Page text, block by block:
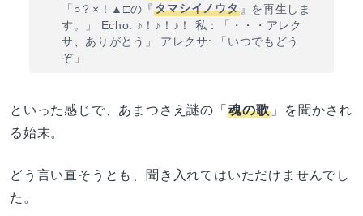
「○？×！▲□の『タマシイノウタ』を再生しま
す。」 Echo: ♪！♪！♪！ 私：「・・・アレク
サ、ありがとう」 アレクサ: 「いつでもどう
ぞ」
といった感じで、あまつさえ謎の「 魂の歌 」を聞かされ
る始末。
どう言い直そうとも、聞き入れてはいただけませんでし
た。